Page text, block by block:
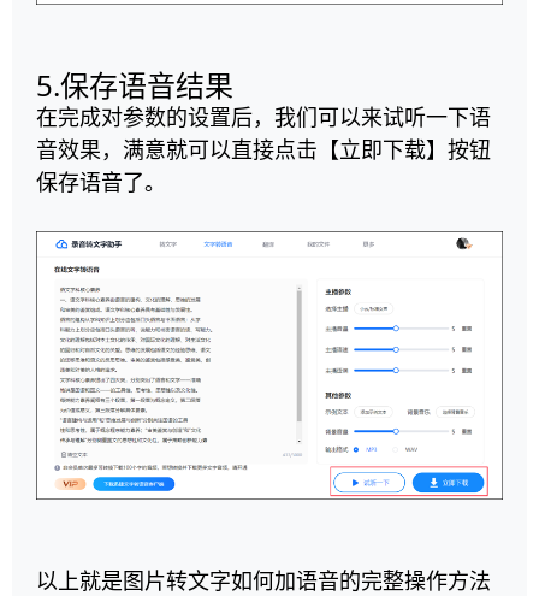
5.保存语音结果
在完成对参数的设置后，我们可以来试听一下语
音效果，满意就可以直接点击【立即下载】按钮
保存语音了。
以上就是图片转文字如何加语音的完整操作方法